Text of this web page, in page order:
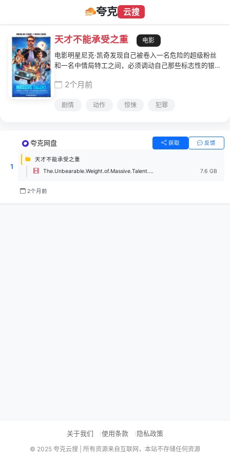
夸克 云搜
天才不能承受之重
电影
电影明星尼克·凯奇发现自己被卷入一名危险的超级粉丝
和一名中情局特工之间，必须调动自己那些标志性的银幕
2个月前
剧情 动作 惊悚 犯罪
1
夸克网盘 获取 反馈
天才不能承受之重
The.Unbearable.Weight.of.Massive.Talent.2022.2160p.WEB-DL.H265.HDR.DDP5.1.2Audio-DreamHD.mkv
7.6 GB
2个月前
关于我们 使用条款 隐私政策
© 2025 夸克云搜 | 所有资源来自互联网，本站不存储任何资源